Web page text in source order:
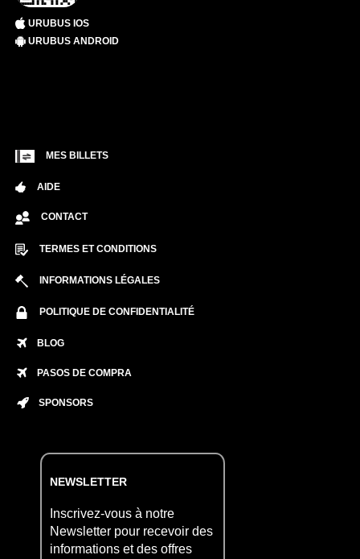
URUBUS IOS
URUBUS ANDROID
MES BILLETS
AIDE
CONTACT
TERMES ET CONDITIONS
INFORMATIONS LÉGALES
POLITIQUE DE CONFIDENTIALITÉ
BLOG
PASOS DE COMPRA
SPONSORS
NEWSLETTER
Inscrivez-vous à notre
Newsletter pour recevoir des
informations et des offres